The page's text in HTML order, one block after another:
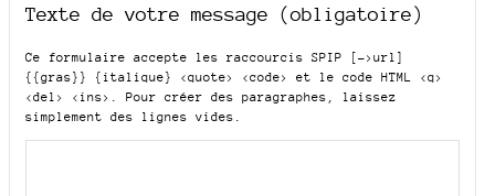
Texte de votre message (obligatoire)
Ce formulaire accepte les raccourcis SPIP
[->url]
{{gras}} {italique} <quote> <code>
et le code HTML <q>
<del> <ins>
. Pour créer des paragraphes, laissez
simplement des lignes vides.